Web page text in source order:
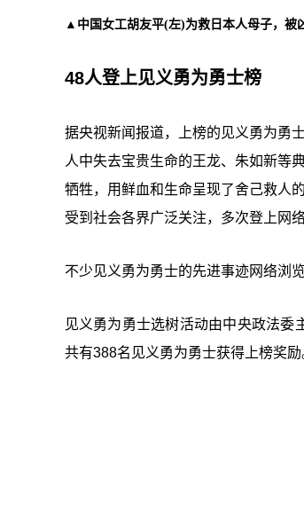
▲中国女工胡友平(左)为救日本人母子，被
48人登上见义勇为勇士榜
据央视新闻报道，上榜的见义勇为勇
人中失去宝贵生命的王龙、朱如新等
牺牲，用鲜血和生命呈现了舍己救人
受到社会各界广泛关注，多次登上网
不少见义勇为勇士的先进事迹网络浏
见义勇为勇士选树活动由中央政法委
共有388名见义勇为勇士获得上榜奖励